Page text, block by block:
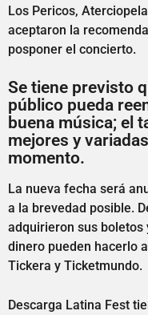
Los Pericos,
aceptaron la
posponer el concierto.
Se tiene previsto
público pueda
buena música; el
mejores y
momento.
La nueva fecha será
a la brevedad posible.
adquirieron sus boletos
dinero pueden hacerlo
Tickera y Ticketmundo.
Descarga Latina Fest